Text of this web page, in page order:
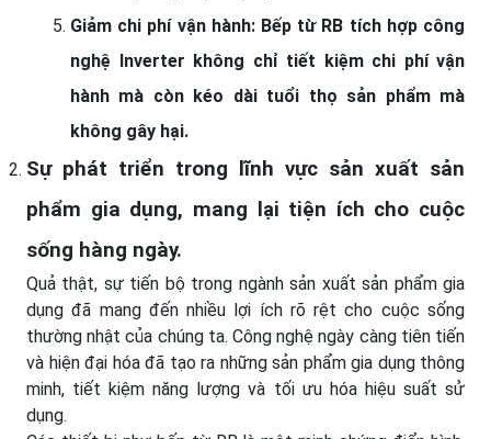
Giảm chi phí vận hành: Bếp từ RB tích hợp công
nghệ Inverter không chỉ tiết kiệm chi phí vận
hành mà còn kéo dài tuổi thọ sản phẩm mà
không gây hại.
Sự phát triển trong lĩnh vực sản xuất sản
phẩm gia dụng, mang lại tiện ích cho cuộc
sống hàng ngày.
Quả thật, sự tiến bộ trong ngành sản xuất sản phẩm gia
dụng đã mang đến nhiều lợi ích rõ rệt cho cuộc sống
thường nhật của chúng ta. Công nghệ ngày càng tiên tiến
và hiện đại hóa đã tạo ra những sản phẩm gia dụng thông
minh, tiết kiệm năng lượng và tối ưu hóa hiệu suất sử
dụng.